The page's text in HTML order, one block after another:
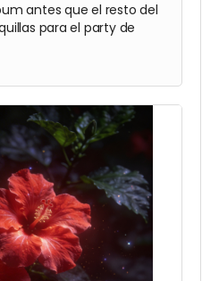
antes que el resto del
para el party de